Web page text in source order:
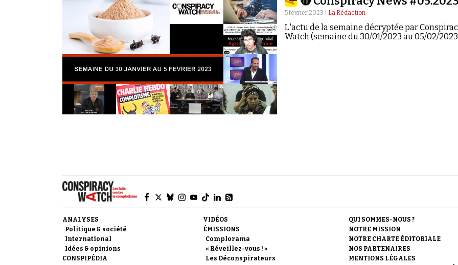
5 février 2023 | La Rédaction
L'actu de la semaine décryptée par
Watch (semaine du 30/01/2023 au 05/02/
ANALYSES
Politique & société
International
Idées & opinions
CONSPIPÉDIA
VIDÉOS
ÉMISSIONS
Complorama
« Réveillez-vous ! »
Les Déconspirateurs
QUI SOMMES-NOUS ?
NOTRE MISSION
NOTRE CHARTE ÉDITORIALE
NOS PARTENAIRES
MENTIONS LÉGALES